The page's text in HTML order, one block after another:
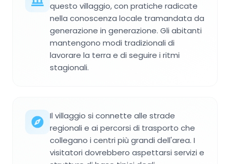
questo villaggio, con pratiche radicate
nella conoscenza locale tramandata da
generazione in generazione. Gli abitanti
mantengono modi tradizionali di
lavorare la terra e di seguire i ritmi
stagionali.
Il villaggio si connette alle strade
regionali e ai percorsi di trasporto che
collegano i centri più grandi dell'area. I
visitatori dovrebbero aspettarsi servizi e